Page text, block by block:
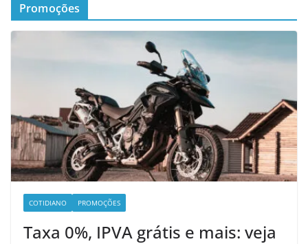
Promoções
COTIDIANO PROMOÇÕES
Taxa 0%, IPVA grátis e mais: veja